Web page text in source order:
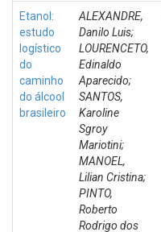
Etanol:
estudo
logístico
do
caminho
do álcool
brasileiro
ALEXANDRE,
Danilo Luis;
LOURENCETO,
Edinaldo
Aparecido;
SANTOS,
Karoline
Sgroy
Mariotini;
MANOEL,
Lilian Cristina;
PINTO,
Roberto
Rodrigo dos